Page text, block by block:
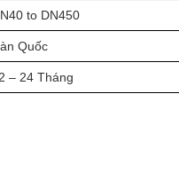
to DN450
Quốc
– 24 Tháng